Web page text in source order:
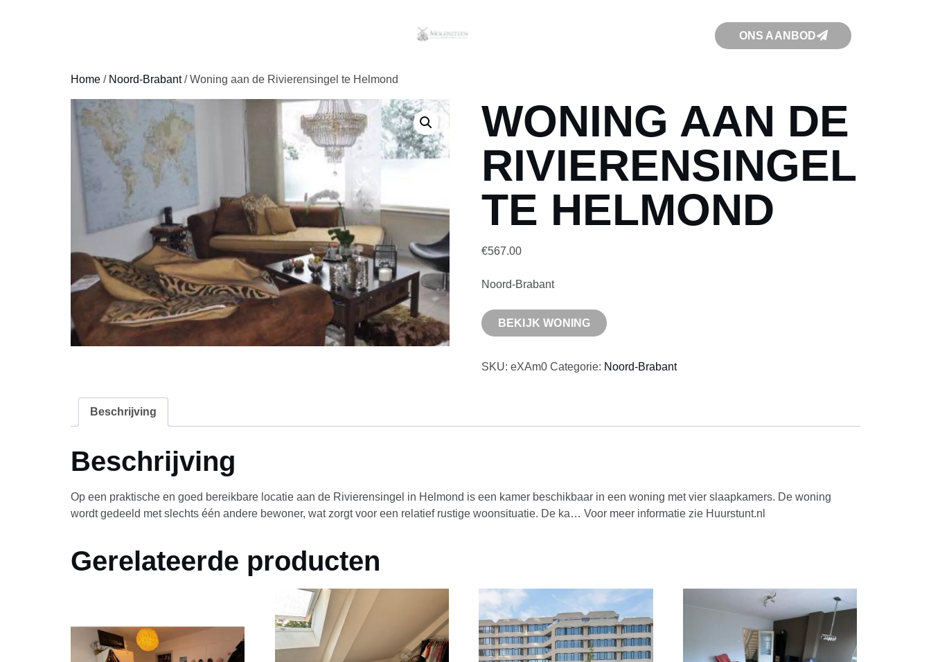
ONS AANBOD
Home / Noord-Brabant/ Woning aan de Rivierensingel te Helmond
WONING AAN DE
RIVIERENSINGEL
TE HELMOND
€567.00
Noord-Brabant
BEKIJK WONING
SKU: eXAm0 Categorie: Noord-Brabant
Beschrijving
Beschrijving
Op een praktische en goed bereikbare locatie aan de Rivierensingel in Helmond is een kamer beschikbaar in een woning met vier slaapkamers. De woning
wordt gedeeld met slechts één andere bewoner, wat zorgt voor een relatief rustige woonsituatie. De ka… Voor meer informatie zie Huurstunt.nl
Gerelateerde producten